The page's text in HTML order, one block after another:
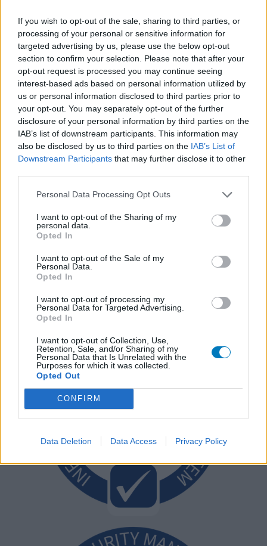
If you wish to opt-out of the sale, sharing to third parties, or
processing of your personal or sensitive information for
targeted advertising by us, please use the below opt-out
section to confirm your selection. Please note that after your
opt-out request is processed you may continue seeing
interest-based ads based on personal information utilized by
us or personal information disclosed to third parties prior to
your opt-out. You may separately opt-out of the further
disclosure of your personal information by third parties on the
IAB’s list of downstream participants. This information may
also be disclosed by us to third parties on the IAB’s List of
Downstream Participants that may further disclose it to other
Personal Data Processing Opt Outs
I want to opt-out of the Sharing of my
personal data.
Opted In
I want to opt-out of the Sale of my
Personal Data.
Opted In
I want to opt-out of processing my
Personal Data for Targeted Advertising.
Opted In
I want to opt-out of Collection, Use,
Retention, Sale, and/or Sharing of my
Personal Data that Is Unrelated with the
Purposes for which it was collected.
Opted Out
CONFIRM
Data Deletion Data Access Privacy Policy
descrivono le loro esperienze. In questo modo, le opinioni e le
esperienze descritte riflettono solo il loro punto di vista e non
quello dei proprietari del sito web. Ricorda che queste
esperienze differiscono da persona a persona e che deve
sempre contattare il medico o il farmacista per un consiglio sui